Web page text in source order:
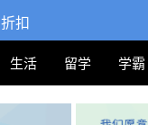
折扣
生活 留学 学霸